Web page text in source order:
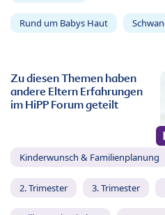
Rund um Babys Haut
Zu diesen Themen haben
andere Eltern Erfahrungen
im HiPP Forum geteilt
Kinderwunsch & Familienplanung
2. Trimester 3. Trimester